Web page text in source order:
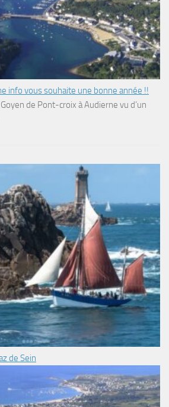
info vous souhaite une bonne année !!
de Pont-croix à Audierne vu d’un
de Sein